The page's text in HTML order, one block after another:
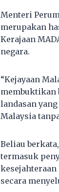
Menteri
merupakan
Kerajaan
negara.
“Kejayaan
membuktikan
landasan
Malaysia
Beliau
termasuk
secara